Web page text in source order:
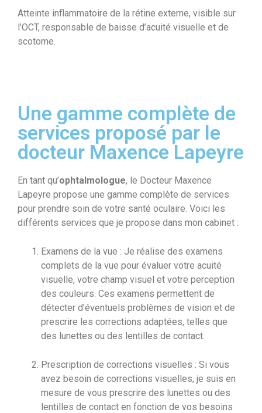
Atteinte inflammatoire de la rétine externe, visible sur
l’OCT, responsable de baisse d’acuité visuelle et de
scotome.
Une gamme complète de
services proposé par le
docteur Maxence Lapeyre
En tant qu’ophtalmologue, le Docteur Maxence
Lapeyre propose une gamme complète de services
pour prendre soin de votre santé oculaire. Voici les
différents services que je propose dans mon cabinet :
Examens de la vue : Je réalise des examens
complets de la vue pour évaluer votre acuité
visuelle, votre champ visuel et votre perception
des couleurs. Ces examens permettent de
détecter d’éventuels problèmes de vision et de
prescrire les corrections adaptées, telles que
des lunettes ou des lentilles de contact.
Prescription de corrections visuelles : Si vous
avez besoin de corrections visuelles, je suis en
mesure de vous prescrire des lunettes ou des
lentilles de contact en fonction de vos besoins